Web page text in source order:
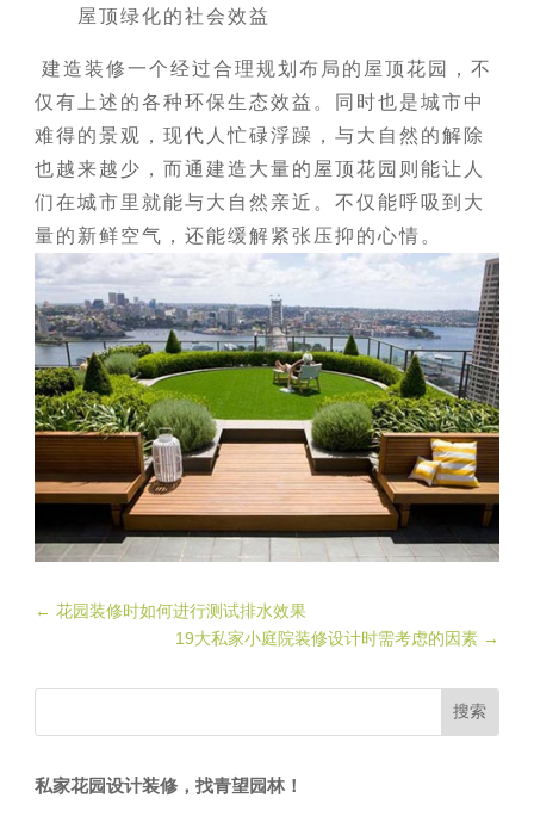
屋顶绿化的社会效益
建造装修一个经过合理规划布局的屋顶花园，不
仅有上述的各种环保生态效益。同时也是城市中
难得的景观，现代人忙碌浮躁，与大自然的解除
也越来越少，而通建造大量的屋顶花园则能让人
们在城市里就能与大自然亲近。不仅能呼吸到大
量的新鲜空气，还能缓解紧张压抑的心情。
←花园装修时如何进行测试排水效果
19大私家小庭院装修设计时需考虑的因素→
私家花园设计装修，找青望园林！